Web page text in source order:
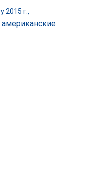
2015 г.,
американские